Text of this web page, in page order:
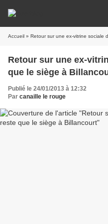
Accueil » Retour sur une ex-vitrine sociale
Retour sur une ex-
que le siège à
Publié le 24/01/2013 à 12:32
Par canaille le rouge